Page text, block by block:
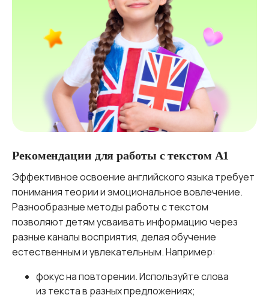
Рекомендации для работы с текстом A1
Эффективное освоение английского языка требует
понимания теории и эмоциональное вовлечение.
Разнообразные методы работы с текстом
позволяют детям усваивать информацию через
разные каналы восприятия, делая обучение
естественным и увлекательным. Например:
фокус на повторении. Используйте слова
из текста в разных предложениях;